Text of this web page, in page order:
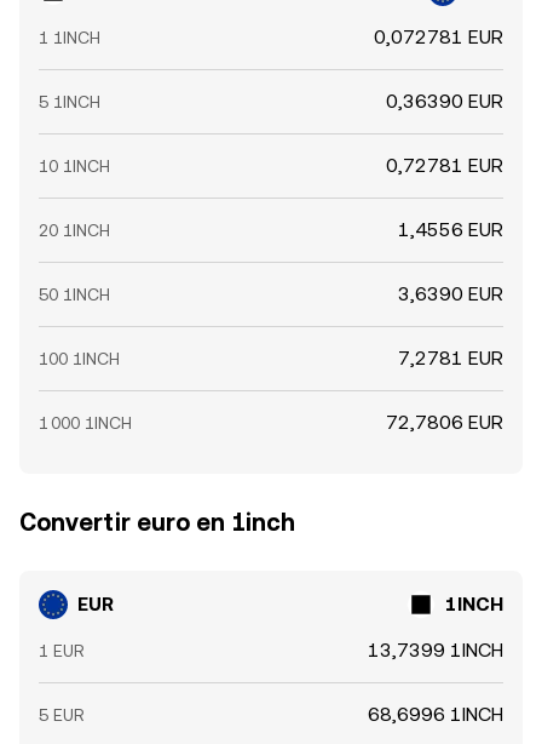
1 1INCH 0,072781 EUR
5 1INCH 0,36390 EUR
10 1INCH 0,72781 EUR
20 1INCH 1,4556 EUR
50 1INCH 3,6390 EUR
100 1INCH 7,2781 EUR
1 000 1INCH 72,7806 EUR
Convertir euro en 1inch
EUR 1INCH
1 EUR 13,7399 1INCH
5 EUR 68,6996 1INCH